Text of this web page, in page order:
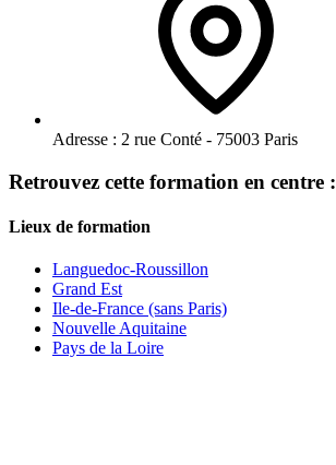
Adresse : 2 rue Conté - 75003 Paris
Retrouvez cette formation en centre :
Lieux de formation
Languedoc-Roussillon
Grand Est
Ile-de-France (sans Paris)
Nouvelle Aquitaine
Pays de la Loire